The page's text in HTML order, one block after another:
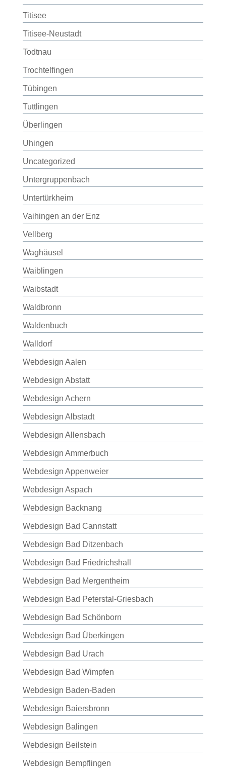
Titisee
Titisee-Neustadt
Todtnau
Trochtelfingen
Tübingen
Tuttlingen
Überlingen
Uhingen
Uncategorized
Untergruppenbach
Untertürkheim
Vaihingen an der Enz
Vellberg
Waghäusel
Waiblingen
Waibstadt
Waldbronn
Waldenbuch
Walldorf
Webdesign Aalen
Webdesign Abstatt
Webdesign Achern
Webdesign Albstadt
Webdesign Allensbach
Webdesign Ammerbuch
Webdesign Appenweier
Webdesign Aspach
Webdesign Backnang
Webdesign Bad Cannstatt
Webdesign Bad Ditzenbach
Webdesign Bad Friedrichshall
Webdesign Bad Mergentheim
Webdesign Bad Peterstal-Griesbach
Webdesign Bad Schönborn
Webdesign Bad Überkingen
Webdesign Bad Urach
Webdesign Bad Wimpfen
Webdesign Baden-Baden
Webdesign Baiersbronn
Webdesign Balingen
Webdesign Beilstein
Webdesign Bempflingen